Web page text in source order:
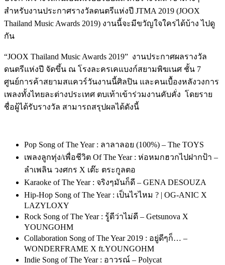
สำหรับงานประกาศรางวัลดนตรีแห่งปี JTMA 2019 (JOOX
Thailand Music Awards 2019) งานนี้จะมีขวัญใจใครได้บ้าง ไปดู
กัน
“JOOX Thailand Music Awards 2019” งานประกาศผลรางวัล
ดนตรีแห่งปี จัดขึ้น ณ โรงละครเคแบงก์สยามพิฆเนศ ชั้น 7
ศูนย์การค้าสยามสแควร์วันงานนี้ศิลปิน และคนเบื้องหลังวงการ
เพลงทั้งไทยละต่างประเทศ ตบเท้าเข้าร่วมงานคับคั่ง โดยราย
ชื่อผู้ได้รับรางวัล สามารถสรุปผลได้ดังนี้
Pop Song of The Year : ลาลาลอย (100%) – The TOYS
เพลงลูกทุ่ง/เพื่อชีวิต Of The Year : ห่อหมกฮวกไปฝากป้า –
ลำเพลิน วงศกร X เต๊ะ ตระกูลตอ
Karaoke of The Year : จริงๆมันก็ดี – GENA DESOUZA
Hip-Hop Song of The Year : เป็นไรไหม ? | OG-ANIC X
LAZYLOXY
Rock Song of The Year : รู้ดีว่าไม่ดี – Getsunova X
YOUNGOHM
Collaboration Song of The Year 2019 : อยู่ดีๆก็… –
WONDERFRAME X ft.YOUNGOHM
Indie Song of The Year: อาวรณ์ – Polycat